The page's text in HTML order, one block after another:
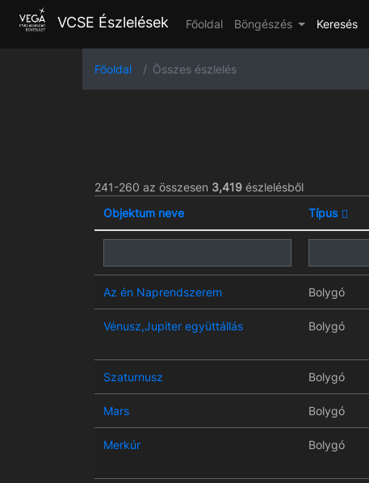
VCSE Észlelések Főoldal Böngészés Keresés
Főoldal Összes észlelés
241-260 az összesen 3,419 észlelésből
Objektum neve
Típus
Az én Naprendszerem Bolygó
Vénusz,Jupiter együttállás Bolygó
Szaturnusz Bolygó
Mars Bolygó
Merkúr Bolygó